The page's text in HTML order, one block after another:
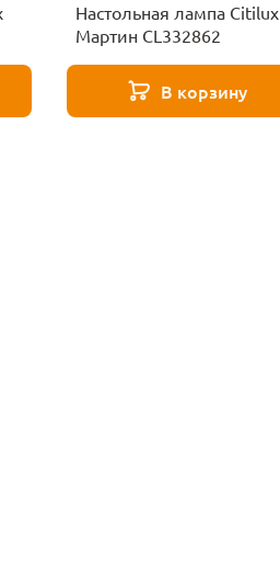
Настольная лампа Citilux
Мартин CL332862
В корзину